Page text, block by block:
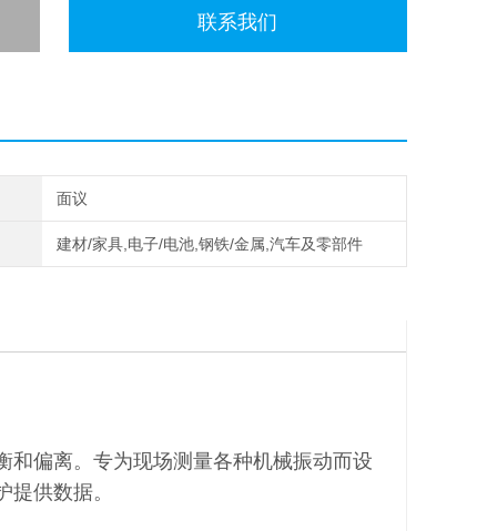
联系我们
面议
建材/家具,电子/电池,钢铁/金属,汽车及零部件
和偏离。专为现场测量各种机械振动而设
供数据。